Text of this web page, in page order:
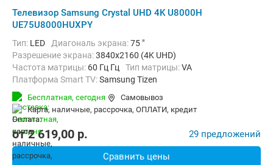
Телевизор Samsung Crystal UHD 4K U8000H
UE75U8000HUXPY
Тип: LED Диагональ экрана:75 "
Разрешение экрана:3840x2160 (4K UHD)
Частота матрицы: 60 Гц Гц Тип матрицы:VA
Платформа Smart TV:Samsung Tizen
Беспроводные интерфейсы:
Бесплатная, сегодня
Самовывоз
карта, наличные, рассрочка, ОПЛАТИ, кредит
от2 619,00 p. 29 предложений
Сравнить цены